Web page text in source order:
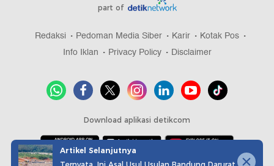
part of
Redaksi Pedoman Media Siber Karir
Kotak Pos
Info Iklan
Privacy Policy Disclaimer
Download aplikasi detikcom
Artikel Selanjutnya
Ternyata, Ini Asal Usul Usulan Bandung Darurat